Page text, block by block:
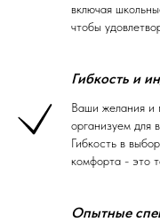
включая
чтобы
Гибкость и
Ваши желания и
организуем для
Гибкость в
комфорта - это
Опытные